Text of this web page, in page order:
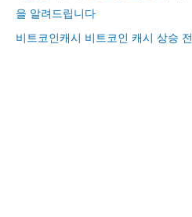
을 알려드립니다
비트코인캐시 비트코인 캐시 상승